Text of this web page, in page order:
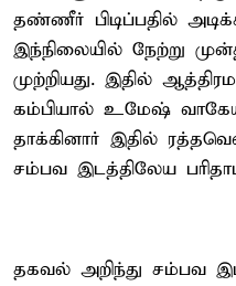
தண்ணீர் பிடிப்பதில்
இந்நிலையில் நேற்று
முற்றியது. இதில்
கம்பியால் உமேஷ்
தாக்கினார் இதில்
சம்பவ இடத்திலேய
தகவல் அறிந்து சம்பவ